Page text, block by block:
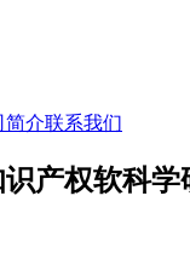
简介联系我们
产权软科